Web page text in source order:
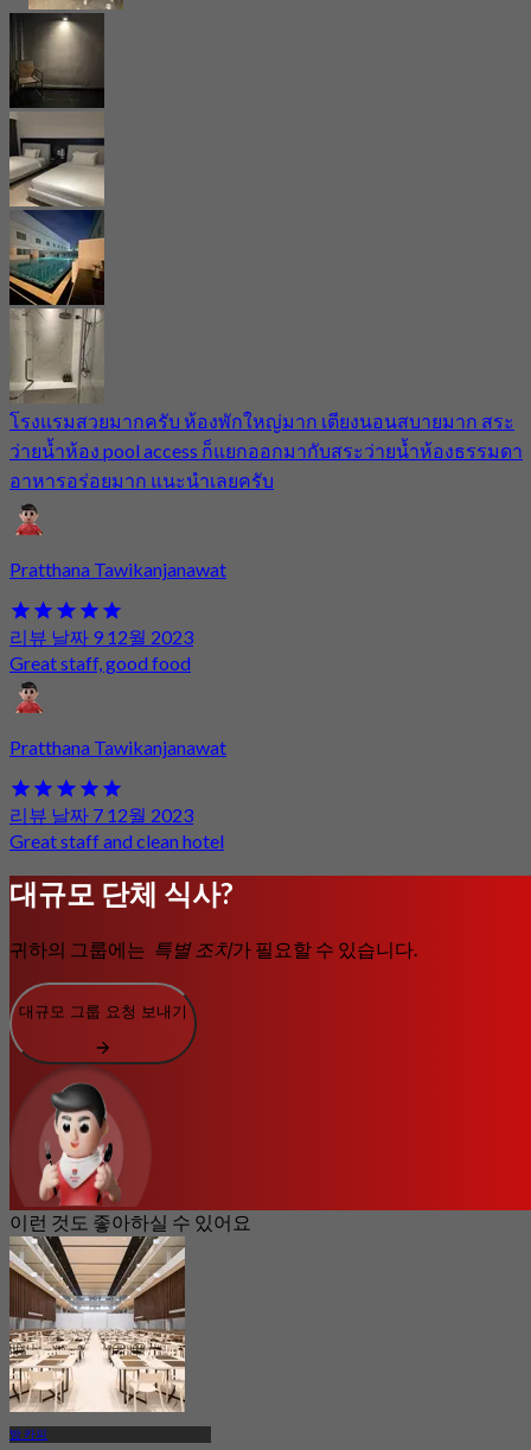
โรงแรมสวยมากครับ ห้องพักใหญ่มาก เตียงนอนสบายมาก สระ
ว่ายน้ำห้อง pool access ก็แยกออกมากับสระว่ายน้ำห้องธรรมดา
อาหารอร่อยมาก แนะนำเลยครับ
Pratthana Tawikanjanawat
리뷰 날짜 9 12월 2023
Great staff, good food
Pratthana Tawikanjanawat
리뷰 날짜 7 12월 2023
Great staff and clean hotel
대규모 단체 식사?
귀하의 그룹에는 특별 조치가 필요할 수 있습니다.
대규모 그룹 요청 보내기
이런 것도 좋아하실 수 있어요
방 카피